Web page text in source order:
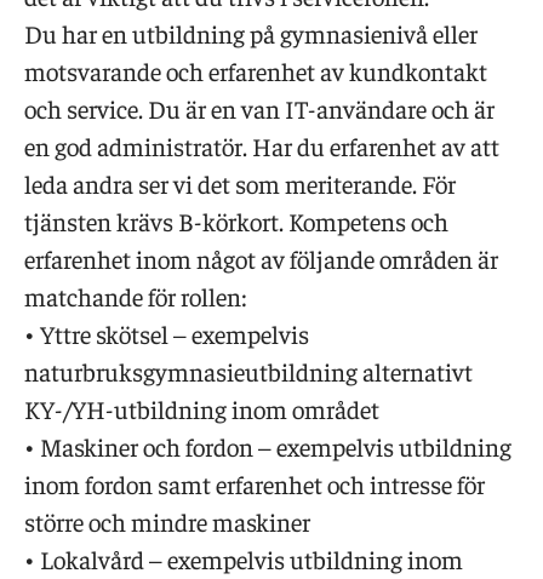
Du har en utbildning på gymnasienivå eller
motsvarande och erfarenhet av kundkontakt
och service. Du är en van IT-användare och är
en god administratör. Har du erfarenhet av att
leda andra ser vi det som meriterande. För
tjänsten krävs B-körkort.Kompetens och
erfarenhet inom något av följande områden är
matchande för rollen:
• Yttre skötsel – exempelvis
naturbruksgymnasieutbildning alternativt
KY-/YH-utbildning inom området
• Maskiner och fordon – exempelvis utbildning
inom fordon samt erfarenhet och intresse för
större och mindre maskiner
• Lokalvård – exempelvis utbildning inom